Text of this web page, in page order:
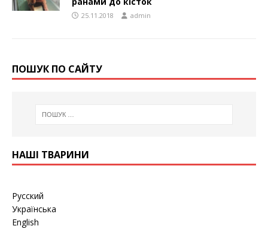
25.11.2018 admin
ПОШУК ПО САЙТУ
НАШІ ТВАРИНИ
Русский
Українська
English